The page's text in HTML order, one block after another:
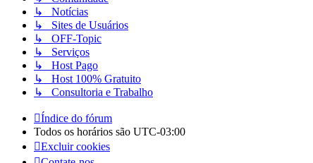
↳ Notícias
↳ Sites de Usuários
↳ OFF-Topic
↳ Serviços
↳ Host Pago
↳ Host 100% Gratuito
↳ Consultoria e Trabalho
Índice do fórum
Todos os horários são UTC-03:00
Excluir cookies